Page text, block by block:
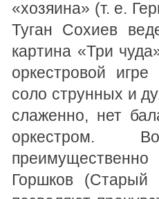
«хозяина» (т. е.
Туган Сохиев
картина «Три
оркестровой
соло струнных и
слаженно, нет
оркестром.
Горшков